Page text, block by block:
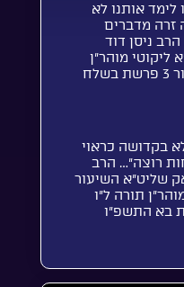
לימד אותנו לא
זרה מדברים
ניסן דוד
ליקוטי מוהר”ן
תורה ל”ו שיעור 3 פרשת בשלח
בקדושה כראוי
רוצה”… הרב
שליט”א השיעור
תורה ל”ו